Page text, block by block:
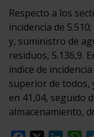
Respecto a los
incidencia de
y, suministro de
residuos, 5.136,9.
índice de
superior de todos,
en 41,04, seguido
almacenamiento,